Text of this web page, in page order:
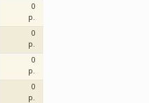
0
p.
0
p.
0
p.
0
p.